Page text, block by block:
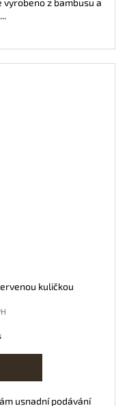
kuličkou
usnadní podávání